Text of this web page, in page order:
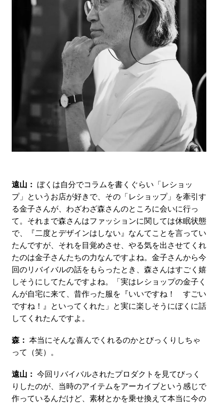
遠山： ぼくは自分でコラムを書くぐらい「レショッ
プ」というお店が好きで、その「レショップ」を牽引す
る金子さんが、わざわざ森さんのところに会いに行っ
て。それまで森さんはファッションに関しては休眠状態
で、『二度とデザインはしない』なんてことを言ってい
たんですが、それを目覚めさせ、やる気を出させてくれ
たのは金子さんたちの力なんですよね。金子さんから今
回のリバイバルの話をもらったとき、森さんはすごく嬉
しそうにしてたんですよね。「実はレショップの金子く
んが自宅に来て、昔作った服を『いいですね！ すごい
ですね！』といってくれた」と実に楽しそうにぼくに話
してくれたんですよ。
森： 本当にそんな喜んでくれるのかとびっくりしちゃ
って（笑）。
遠山： 今回リバイバルされたプロダクトを見てびっく
りしたのが、当時のアイテムをアーカイブという感じで
作っているんだけど、素材とかを乗せ換えて本当に今の